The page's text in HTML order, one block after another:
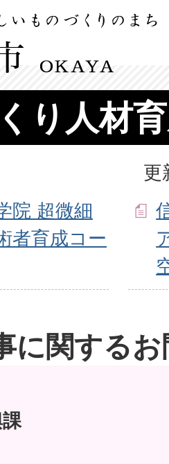
り人材
更
院 超微細
者育成コー
に関する